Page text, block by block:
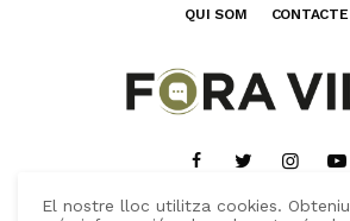
QUI SOM CONTACTE
El nostre lloc utilitza cookies. Obteniu